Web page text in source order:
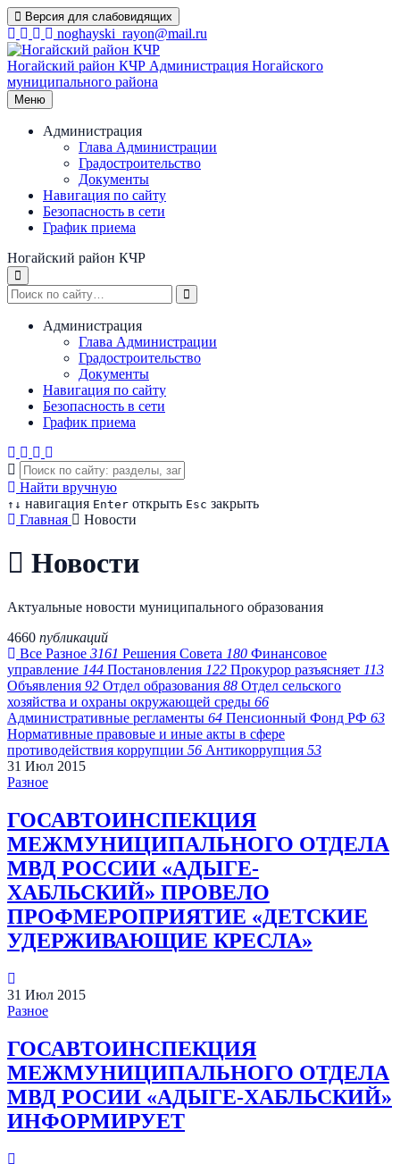
Перейти
к
содержимому
Версия для слабовидящих
noghayski_rayon@mail.ru
Ногайский район КЧР Администрация Ногайского
муниципального района
Меню
Администрация
Глава Администрации
Градостроительство
Документы
Навигация по сайту
Безопасность в сети
График приема
Ногайский район КЧР
Администрация
Глава Администрации
Градостроительство
Документы
Навигация по сайту
Безопасность в сети
График приема
Найти вручную
↑ ↓ навигация Enter открыть Esc закрыть
Главная
Новости
Новости
Актуальные новости муниципального образования
4660 публикаций
Все Разное 3161 Решения Совета 180 Финансовое
управление 144 Постановления 122 Прокурор разъясняет 113
Объявления 92 Отдел образования 88 Отдел сельского
хозяйства и охраны окружающей среды 66
Административные регламенты 64 Пенсионный Фонд РФ 63
Нормативные правовые и иные акты в сфере
противодействия коррупции 56 Антикоррупция 53
31 Июл 2015
Разное
ГОСАВТОИНСПЕКЦИЯ
МЕЖМУНИЦИПАЛЬНОГО ОТДЕЛА
МВД РОССИИ «АДЫГЕ-
ХАБЛЬСКИЙ» ПРОВЕЛО
ПРОФМЕРОПРИЯТИЕ «ДЕТСКИЕ
УДЕРЖИВАЮЩИЕ КРЕСЛА»
31 Июл 2015
Разное
ГОСАВТОИНСПЕКЦИЯ
МЕЖМУНИЦИПАЛЬНОГО ОТДЕЛА
МВД РОСИИ «АДЫГЕ-ХАБЛЬСКИЙ»
ИНФОРМИРУЕТ